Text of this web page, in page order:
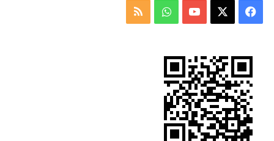
فيسبوك ‫YouTubeواتسابملخص